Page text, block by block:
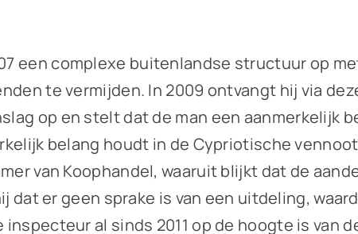
een complexe buitenlandse structuur op
te vermijden. In 2009 ontvangt hij via
op en stelt dat de man een aanmerkelijk
belang houdt in de Cypriotische
van Koophandel, waaruit blijkt dat de
dat er geen sprake is van een uitdeling,
al sinds 2011 op de hoogte is van